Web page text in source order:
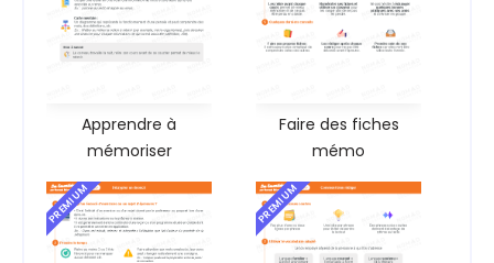
Apprendre à
mémoriser
Faire des fiches
mémo
PREMIUM PREMIUM